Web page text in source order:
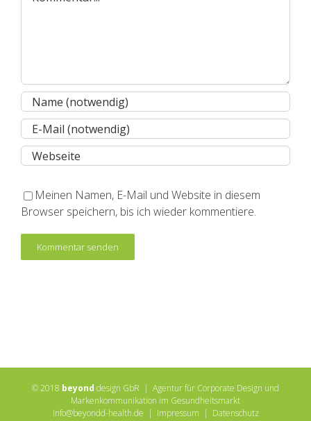
Meinen Namen, E-Mail und Website in diesem
Browser speichern, bis ich wieder kommentiere.
© 2018 beyond design GbR | Agentur für Corporate Design und
Markenkommunikation im Gesundheitsmarkt
info@beyondd-health.de | Impressum | Datenschutz